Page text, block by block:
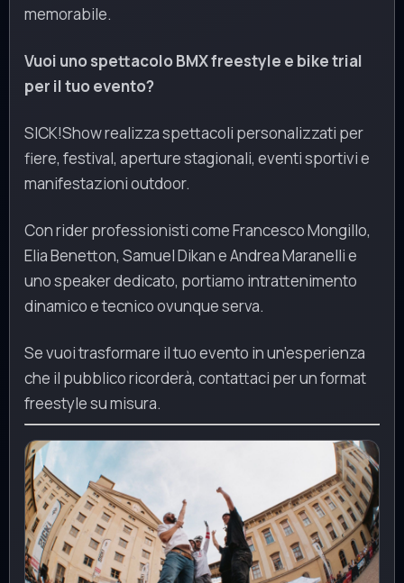
memorabile.
Vuoi uno spettacolo BMX freestyle e bike trial
per il tuo evento?
SICK!Show realizza spettacoli personalizzati per
fiere, festival, aperture stagionali, eventi sportivi e
manifestazioni outdoor.
Con rider professionisti come Francesco Mongillo,
Elia Benetton, Samuel Dikan e Andrea Maranelli e
uno speaker dedicato, portiamo intrattenimento
dinamico e tecnico ovunque serva.
Se vuoi trasformare il tuo evento in un’esperienza
che il pubblico ricorderà, contattaci per un format
freestyle su misura.